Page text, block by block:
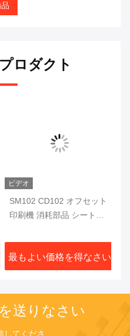
ロダクト
ビデオ
SM102 CD102 オフセット
印刷機 消耗部品 シートス
最もよい価格を得なさい
送りなさい
してくださ